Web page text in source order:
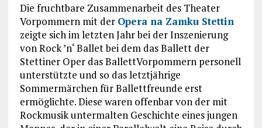
Die fruchtbare Zusammenarbeit des Theater
Vorpommern mit der Opera na Zamku Stettin
zeigte sich im letzten Jahr bei der Inszenierung
von Rock ’n‘ Ballet bei dem das Ballett der
Stettiner Oper das BallettVorpommern personell
unterstützte und so das letztjährige
Sommermärchen für Ballettfreunde erst
ermöglichte. Diese waren offenbar von der mit
Rockmusik untermalten Geschichte eines jungen